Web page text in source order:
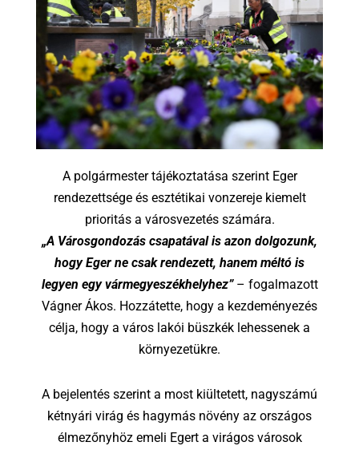
A polgármester tájékoztatása szerint Eger
rendezettsége és esztétikai vonzereje kiemelt
prioritás a városvezetés számára.
„A Városgondozás csapatával is azon dolgozunk,
hogy Eger ne csak rendezett, hanem méltó is
legyen egy vármegyeszékhelyhez”– fogalmazott
Vágner Ákos. Hozzátette, hogy a kezdeményezés
célja, hogy a város lakói büszkék lehessenek a
környezetükre.
A bejelentés szerint a most kiültetett, nagyszámú
kétnyári virág és hagymás növény az országos
élmezőnyhöz emeli Egert a virágos városok